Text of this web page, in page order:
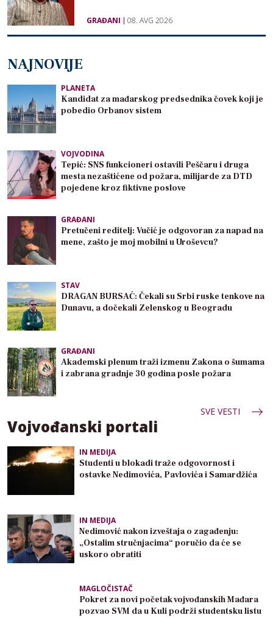
GRAĐANI 08. AVG 2026
NAJNOVIJE
PLANETA
Kandidat za mađarskog predsednika čovek koji je
pobedio Orbanov sistem
VOJVODINA
Tepić: SNS funkcioneri ostavili Peščaru i druga
mesta nezaštićene od požara, milijarde za DTD
pojedene kroz fiktivne poslove
GRAĐANI
Pretučeni reditelj: Vučić je odgovoran za napad na
mene, zašto je moj mobilni u Uroševcu?
STAV
DRAGAN BURSAĆ: Čekali su Srbi ruske tenkove na
Dunavu, a dočekali Zelenskog u Beogradu
GRAĐANI
Akademski plenum traži izmenu Zakona o šumama
i zabrana gradnje 30 godina posle požara
SVE VESTI
Vojvođanski portali
IN MEDIJA
Studenti u blokadi traže odgovornost i
ostavke Nedimovića, Pavlovića i Samardžića
IN MEDIJA
Nedimović nakon izveštaja o zagađenju:
„Ostalim stručnjacima“ poručio da će se
uskoro obratiti
MAGLOČISTAČ
Pokret za novi početak vojvođanskih Mađara
pozvao SVM da u Kuli podrži studentsku listu